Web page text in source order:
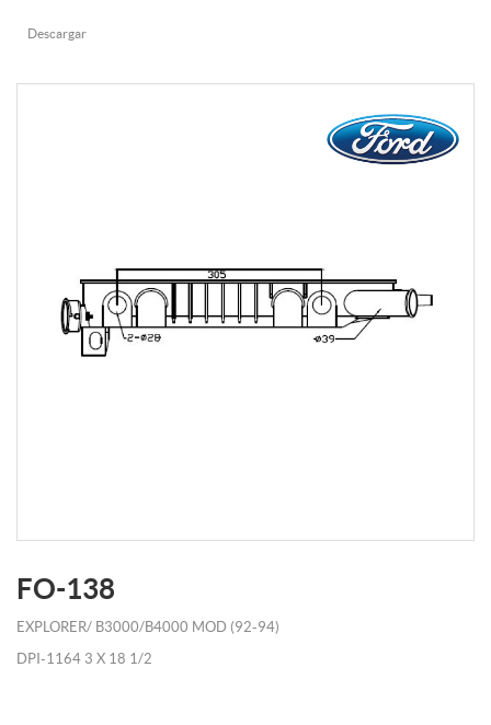
Descargar
FO-138
EXPLORER/ B3000/B4000 MOD (92-94)
DPI-1164 3 X 18 1/2